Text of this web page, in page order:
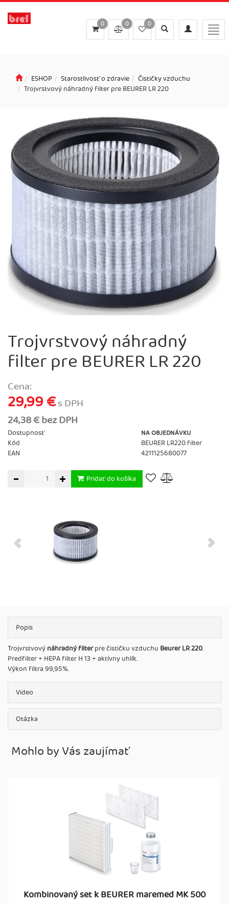
Toggle
navigation
Toggle
search
0
0
0
ESHOP Starostlivosť o zdravie
Čističky vzduchu
Trojvrstvový náhradný filter pre BEURER LR 220
Trojvrstvový náhradný
filter pre BEURER LR 220
Cena:
29,99 €s DPH
24,38 € bez DPH
Dostupnosť NA OBJEDNÁVKU
Kód
BEURER LR220 filter
EAN
4211125680077
Pridať do košíka
Popis
Trojvrstvovýnáhradný filterpre čističku vzduchu Beurer LR 220.
Predfilter + HEPA filter H 13 + aktívny uhlík.
Výkon filtra 99,95%.
Video
Otázka
Mohlo by Vás zaujímať
Kombinovaný set k BEURER maremed MK 500